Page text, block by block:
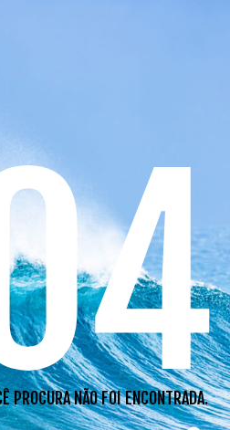
PROCURA NÃO FOI ENCONTRADA.